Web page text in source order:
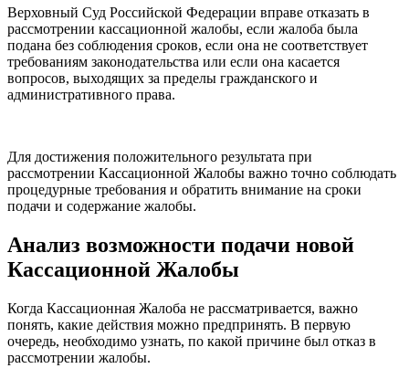
Верховный Суд Российской Федерации вправе отказать в
рассмотрении кассационной жалобы, если жалоба была
подана без соблюдения сроков, если она не соответствует
требованиям законодательства или если она касается
вопросов, выходящих за пределы гражданского и
административного права.
Для достижения положительного результата при
рассмотрении Кассационной Жалобы важно точно соблюдать
процедурные требования и обратить внимание на сроки
подачи и содержание жалобы.
Анализ возможности подачи новой
Кассационной Жалобы
Когда Кассационная Жалоба не рассматривается, важно
понять, какие действия можно предпринять. В первую
очередь, необходимо узнать, по какой причине был отказ в
рассмотрении жалобы.